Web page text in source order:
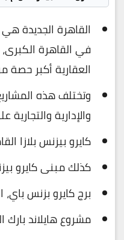
القاهرة الجديدة
في القاهرة
العقارية أكبر حصة
وتختلف هذه
والإدارية والتجارية
كايرو بيزنس بلازا
كذلك مبنى كايرو
برج كايرو بزنس باي،
مشروع هايلاند بارك